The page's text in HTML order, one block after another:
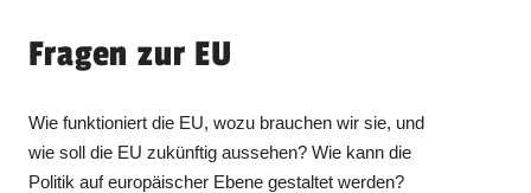
Fragen zur EU
Wie funktioniert die EU, wozu brauchen wir sie, und
wie soll die EU zukünftig aussehen? Wie kann die
Politik auf europäischer Ebene gestaltet werden?